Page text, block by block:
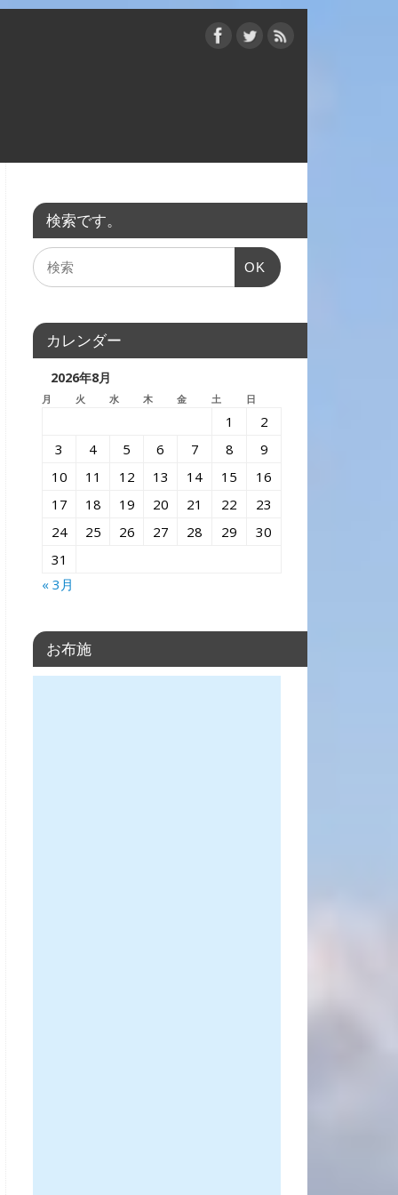
検索です。
OK
カレンダー
2026年8月
月 火 水 木 金 土 日
1
2
3
4 5 6 7 8
9
10
11 12 13 14 15
16
17
18 19 20 21 22
23
24
25 26 27 28 29
30
31
« 3月
お布施